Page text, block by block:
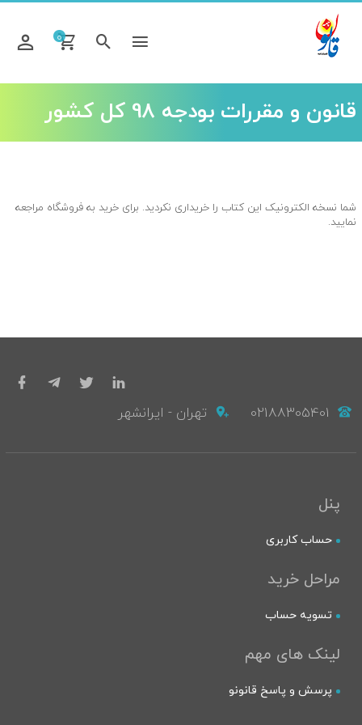
0
خانه
فروشگاه
تماس
قانون و مقررات بودجه 98 کل کشور
شما نسخه الکترونیک این کتاب را خریداری نکردید. برای خرید به فروشگاه مراجعه
نمایید.
02188305401 تهران - ایرانشهر
پنل
حساب کاربری
مراحل خرید
تسویه حساب
لینک های مهم
پرسش و پاسخ قانونو